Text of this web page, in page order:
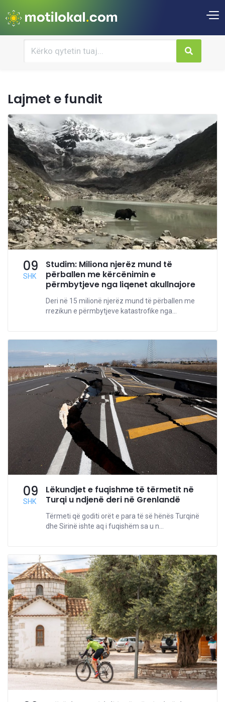
Lajmet e fundit
09
SHK
Studim: Miliona njerëz mund të
përballen me kërcënimin e
përmbytjeve nga liqenet akullnajore
Deri në 15 milionë njerëz mund të përballen me
rrezikun e përmbytjeve katastrofike nga...
09
SHK
Lëkundjet e fuqishme të tërmetit në
Turqi u ndjenë deri në Grenlandë
Tërmeti që goditi orët e para të së hënës Turqinë
dhe Sirinë ishte aq i fuqishëm sa u n...